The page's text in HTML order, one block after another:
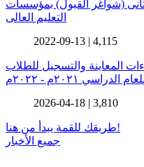
(شواغر القبول) بمؤسسات
التعليم العالى
2022-09-13 | 4,115
المعاينة والتسجيل للطلاب
الدراسي ٢٠٢١م - ٢٠٢٢م
2026-04-18 | 3,810
طريقك للقمة يبدأ من هنا!
جميع الأخبار